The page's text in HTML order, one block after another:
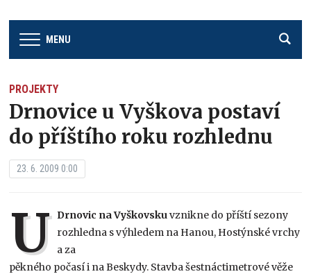
MENU
PROJEKTY
Drnovice u Vyškova postaví
do příštího roku rozhlednu
23. 6. 2009 0:00
U Drnovic na Vyškovsku vznikne do příští sezony
rozhledna s výhledem na Hanou, Hostýnské vrchy
a za
pěkného počasí i na Beskydy. Stavba šestnáctimetrové věže